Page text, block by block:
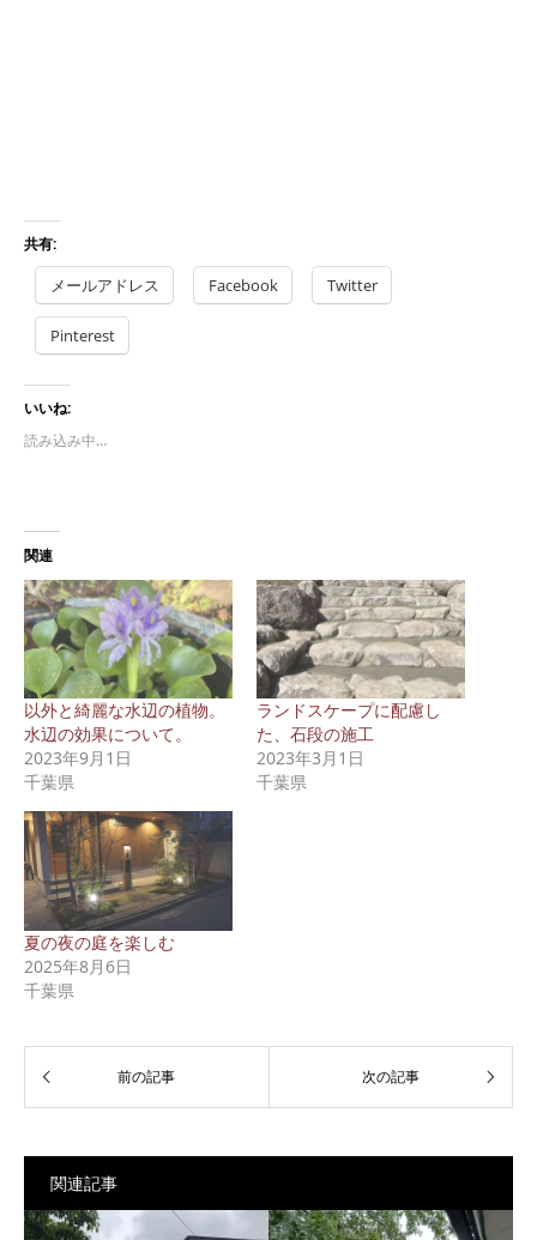
共有:
メールアドレス Facebook Twitter
Pinterest
いいね:
読み込み中…
関連
以外と綺麗な水辺の植物。
水辺の効果について。
2023年9月1日
千葉県
ランドスケープに配慮し
た、石段の施工
2023年3月1日
千葉県
夏の夜の庭を楽しむ
2025年8月6日
千葉県
関連記事